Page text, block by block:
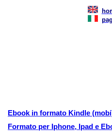
Ebook in formato Kindle
Formato per Iphone, Ipad e